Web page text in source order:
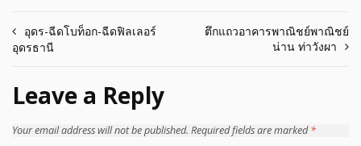
Post
navigation
อุดร-ฉีดโบท็อก-ฉีดฟิลเลอร์
อุดรธานี
ตึกแถวอาคารพาณิชย์พาณิชย์
น่าน ท่าวังผา
Leave a Reply
Your email address will not be published. Required fields are marked*